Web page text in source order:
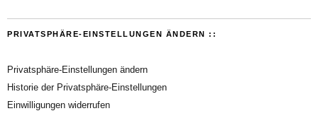
PRIVATSPHÄRE-EINSTELLUNGEN ÄNDERN ::
Privatsphäre-Einstellungen ändern
Historie der Privatsphäre-Einstellungen
Einwilligungen widerrufen